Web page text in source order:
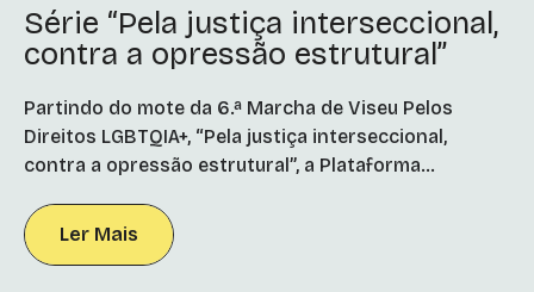
Série “Pela justiça interseccional,
contra a opressão estrutural”
Partindo do mote da 6.ª Marcha de Viseu Pelos
Direitos LGBTQIA+, “Pela justiça interseccional,
contra a opressão estrutural”, a Plataforma...
Ler Mais